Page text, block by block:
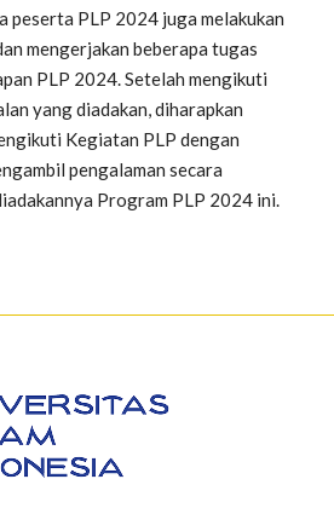
peserta PLP 2024 juga melakukan
mengerjakan beberapa tugas
PLP 2024. Setelah mengikuti
yang diadakan, diharapkan
Kegiatan PLP dengan
pengalaman secara
Program PLP 2024 ini.